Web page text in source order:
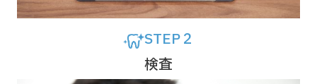
STEP２
検査